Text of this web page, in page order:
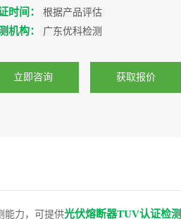
时间： 根据产品评估
机构： 广东优科检测
立即咨询 获取报价
能力，可提供光伏熔断器TUV认证检测